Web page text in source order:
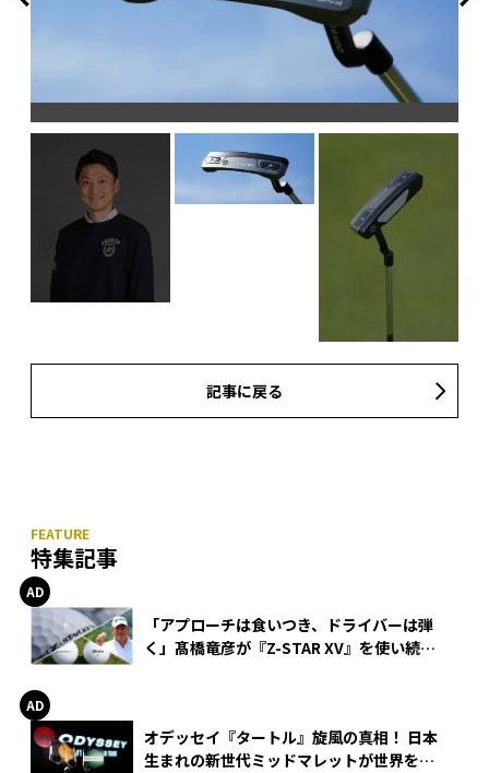
記事に戻る
特集記事
「アプローチは食いつき、ドライバーは弾
く」髙橋竜彦が『Z-STAR XV』を使い続け
オデッセイ『タートル』旋風の真相！ 日本
生まれの新世代ミッドマレットが世界を席